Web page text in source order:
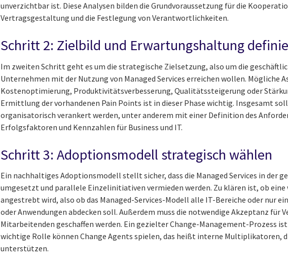
unverzichtbar ist. Diese Analysen bilden die Grundvoraussetzung für die
Vertragsgestaltung und die Festlegung von Verantwortlichkeiten.
Schritt 2: Zielbild und Erwartungshaltung
Im zweiten Schritt geht es um die strategische Zielsetzung, also um die
Unternehmen mit der Nutzung von Managed Services erreichen wollen. Mögliche
Kostenoptimierung, Produktivitätsverbesserung, Qualitätssteigerung oder
Ermittlung der vorhandenen Pain Points ist in dieser Phase wichtig. Insgesamt
organisatorisch verankert werden, unter anderem mit einer Definition des
Erfolgsfaktoren und Kennzahlen für Business und IT.
Schritt 3: Adoptionsmodell strategisch wählen
Ein nachhaltiges Adoptionsmodell stellt sicher, dass die Managed Services in der
umgesetzt und parallele Einzelinitiativen vermieden werden. Zu klären ist, ob
angestrebt wird, also ob das Managed-Services-Modell alle IT-Bereiche oder nur
oder Anwendungen abdecken soll. Außerdem muss die notwendige Akzeptanz für
Mitarbeitenden geschaffen werden. Ein gezielter Change-Management-Prozess
wichtige Rolle können Change Agents spielen, das heißt interne Multiplikatoren,
unterstützen.